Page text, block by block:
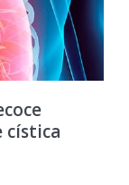
cística